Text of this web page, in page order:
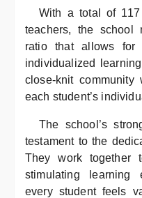
With a total of
teachers, the school
ratio that allows for
individualized
close-knit community
each student’s
The school’s
testament to the
They work together
stimulating learning
every student feels